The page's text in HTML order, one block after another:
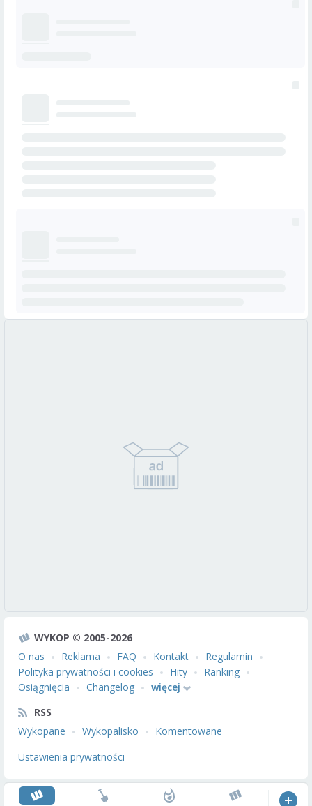
WYKOP © 2005-2026
O nas
Reklama FAQ Kontakt
Regulamin
Polityka prywatności i cookies
Hity
Ranking
Osiągnięcia
Changelog
więcej
RSS
Wykopane
Wykopalisko
Komentowane
Ustawienia prywatności